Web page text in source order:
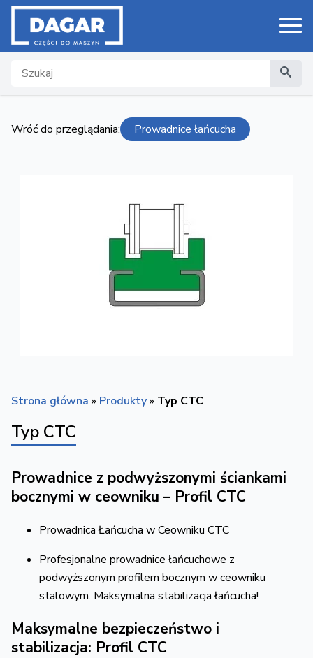
Search
Wróć do przeglądania: Prowadnice łańcucha
Strona główna » Produkty» Typ CTC
Typ CTC
Prowadnice z podwyższonymi ściankami
bocznymi w ceowniku – Profil CTC
Prowadnica Łańcucha w Ceowniku CTC
Profesjonalne prowadnice łańcuchowe z
podwyższonym profilem bocznym w ceowniku
stalowym. Maksymalna stabilizacja łańcucha!
Maksymalne bezpieczeństwo i
stabilizacja: Profil CTC